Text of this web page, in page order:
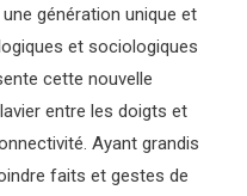
génération unique et
et sociologiques
cette nouvelle
entre les doigts et
Ayant grandis
faits et gestes de